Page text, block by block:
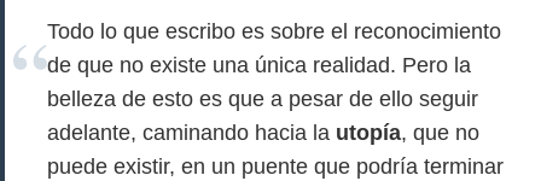
Todo lo que escribo es sobre el reconocimiento
de que no existe una única realidad. Pero la
belleza de esto es que a pesar de ello seguir
adelante, caminando hacia la utopía, que no
puede existir, en un puente que podría terminar